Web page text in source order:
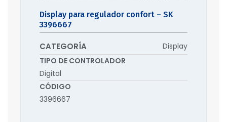
Display para regulador confort – SK
3396667
CATEGORÍA
Display
TIPO DE CONTROLADOR
Digital
CÓDIGO
3396667